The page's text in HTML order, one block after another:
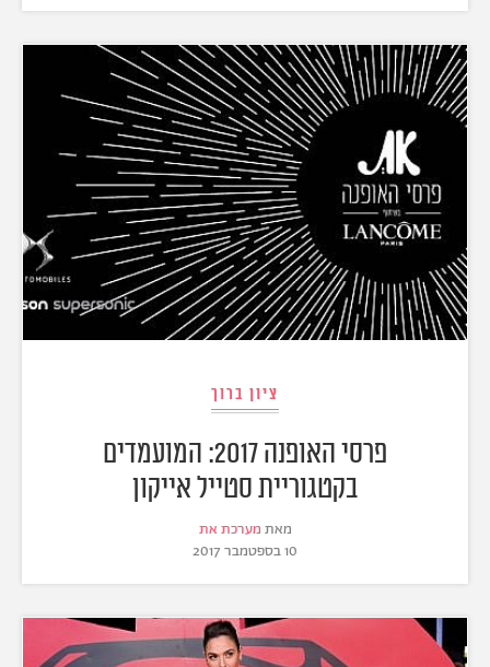
ציון ברוך
פרסי האופנה 2017: המועמדים
בקטגוריית סטייל אייקון
מאת מערכת את
10 בספטמבר 2017